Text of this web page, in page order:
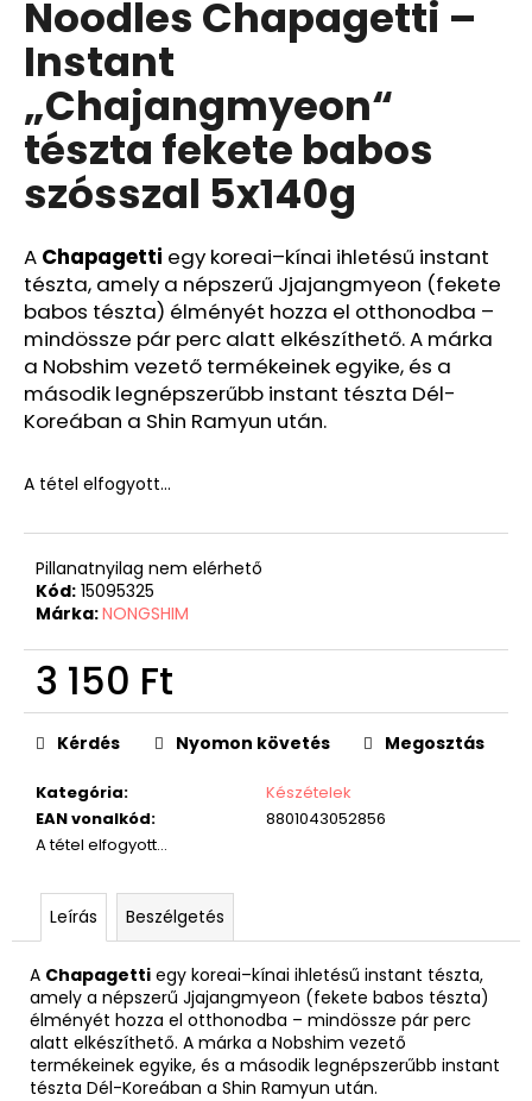
Noodles Chapagetti –
Instant
„Chajangmyeon“
tészta fekete babos
szósszal 5x140g
A Chapagetti egy koreai–kínai ihletésű instant
tészta, amely a népszerű Jjajangmyeon (fekete
babos tészta) élményét hozza el otthonodba –
mindössze pár perc alatt elkészíthető. A márka
a Nobshim vezető termékeinek egyike, és a
második legnépszerűbb instant tészta Dél-
Koreában a Shin Ramyun után.
A tétel elfogyott…
Pillanatnyilag nem elérhető
Kód: 15095325
Márka:NONGSHIM
3 150 Ft
Egységár:
Kategória:
Készételek
EAN vonalkód:
8801043052856
A tétel elfogyott…
Kérdés Nyomon követés Megosztás
Leírás Beszélgetés
A Chapagetti egy koreai–kínai ihletésű instant tészta,
amely a népszerű Jjajangmyeon (fekete babos tészta)
élményét hozza el otthonodba – mindössze pár perc
alatt elkészíthető. A márka a Nobshim vezető
termékeinek egyike, és a második legnépszerűbb instant
tészta Dél-Koreában a Shin Ramyun után.